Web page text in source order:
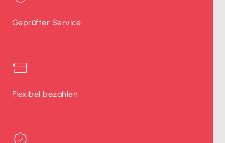
Geprüfter Service
Flexibel bezahlen